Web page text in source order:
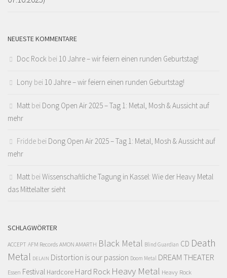
NEUESTE KOMMENTARE
Doc Rock bei 10 Jahre – wir feiern einen runden Geburtstag!
Lony bei 10 Jahre – wir feiern einen runden Geburtstag!
Matt bei Dong Open Air 2025 – Tag 1: Metal, Mosh & Aussicht auf
mehr
Fridde bei Dong Open Air 2025 – Tag 1: Metal, Mosh & Aussicht auf
mehr
Matt bei Wissenschaftliche Tagung in Kassel: Wie der Heavy Metal
das Mittelalter sieht
SCHLAGWÖRTER
ACCEPT AFM Records AMON AMARTH Black Metal Blind Guardian CD Death
Metal DELAIN Distortion is our passion Doom Metal DREAM THEATER
Essen Festival Hardcore Hard Rock Heavy Metal Heavy Rock